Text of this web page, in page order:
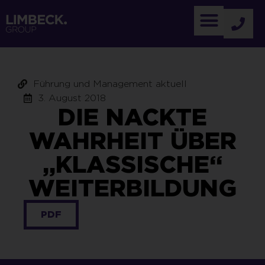
Führung und Management aktuell
3. August 2018
DIE NACKTE
WAHRHEIT ÜBER
„KLASSISCHE“
WEITERBILDUNG
PDF